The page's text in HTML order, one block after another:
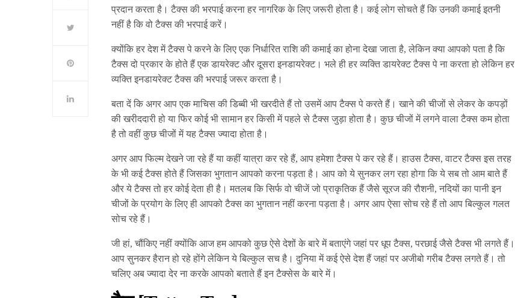
प्रदान करता है। टैक्स की भरपाई करना हर नागरिक के लिए जरूरी होता है। कई लोग सोचते हैं कि उनकी कमाई इतनी
नहीं है कि वो टैक्स की भरपाई करें।
क्योंकि हर देश में टैक्स पे करने के लिए एक निर्धारित राशि की कमाई का होना देखा जाता है, लेकिन क्या आपको पता है कि
टैक्स दो प्रकार के होते हैं एक डायरेक्ट और दूसरा इनडायरेक्ट। भले ही हर व्यक्ति डायरेक्ट टैक्स पे ना करता हो लेकिन हर
व्यक्ति इनडायरेक्ट टैक्स की भरपाई जरूर करता है।
बता दें कि अगर आप एक माचिस की डिब्बी भी खरदीते हैं तो उसमें आप टैक्स पे करते हैं। खाने की चीजों से लेकर के कपड़ों
की खरीददारी हो या फिर कोई भी सामान हर किसी में पहले से टैक्स जुड़ा होता है। कुछ चीजों में लगने वाला टैक्स कम होता
है तो वहीं कुछ चीजों में यह टैक्स ज्यादा होता है।
अगर आप फिल्म देखने जा रहे हैं या कहीं यात्रा कर रहे हैं, आप हमेशा टैक्स पे कर रहे हैं। हाउस टैक्स, वाटर टैक्स इस तरह
के भी कई टैक्स होते हैं जिसका भुगतान आपको करना पड़ता है। आप को ये सुनकर लग रहा होगा कि ये सब तो आम बाते हैं
और ये टैक्स तो हर कोई देता ही है। मतलब कि सिर्फ वो चीजें जो प्राकृतिक हैं जैसे सूरज की रौशनी, नदियों का पानी इन
चीजों के प्रयोग के लिए ही आपको टैक्स का भुगतान नहीं करना पड़ता है। अगर आप ऐसा सोच रहे हैं तो आप बिल्कुल गलत
सोच रहे हैं।
जी हां, चौंकिए नहीं क्योंकि आज हम आपको कुछ ऐसे देशों के बारे में बताएंगे जहां पर धूप टैक्स, परछाई जैसे टैक्स भी लगते हैं।
आप सुनकर हैरान हो रहे होंगे लेकिन ये बिल्कुल सच है। दुनिया में कई ऐसे देश हैं जहां पर अजीबो गरीब टैक्स लगते हैं। तो
चलिए अब ज्यादा देर ना करके आपको बताते हैं इन टैक्सेस के बारे में।